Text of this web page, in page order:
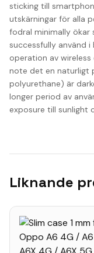
sticking till
utskärningar för alla
fodral minimally ökar
successfully använd
operation av wireless
note det en naturligt
polyurethane) är
longer period av
exposure till sunlight
Liknande